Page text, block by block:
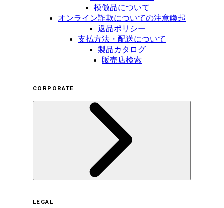
模倣品について
オンライン詐欺についての注意喚起
返品ポリシー
支払方法・配送について
製品カタログ
販売店検索
CORPORATE
LEGAL